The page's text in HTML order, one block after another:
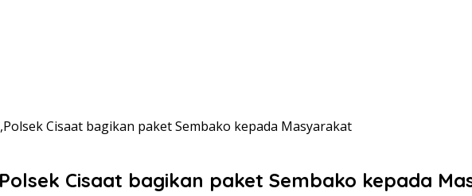
Cisaat bagikan paket Sembako kepada Masyarakat
Cisaat bagikan paket Sembako kepada